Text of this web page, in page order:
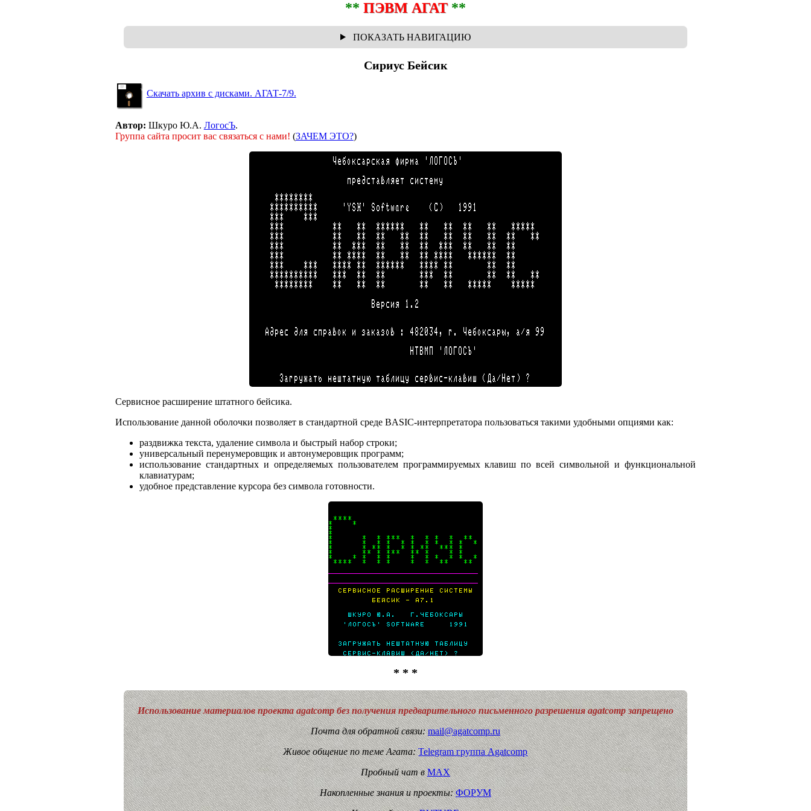
** ПЭВМ АГАТ**
Сириус Бейсик
Скачать архив с дисками. АГАТ-7/9.
Автор: Шкуро Ю.А. ЛогосЪ.
Группа сайта просит вас связаться с нами! (ЗАЧЕМ ЭТО?)
Сервисное расширение штатного бейсика.
Использование данной оболочки позволяет в стандартной среде BASIC-интерпретатора пользоваться такими удобными опциями как:
раздвижка текста, удаление символа и быстрый набор строки;
универсальный перенумеровщик и автонумеровщик программ;
использование стандартных и определяемых пользователем программируемых клавиш по всей символьной и функциональной
клавиатурам;
удобное представление курсора без символа готовности.
* * *
Использование материалов проекта agatcomp без получения предварительного письменного разрешения agatcomp запрещено
Почта для обратной связи:mail@agatcomp.ru
Живое общение по теме Агата:Telegram группа Agatcomp
Пробный чат вMAX
Накопленные знания и проекты:ФОРУМ